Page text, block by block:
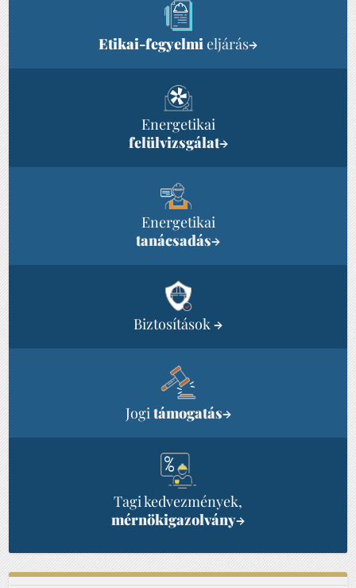
Etikai-fegyelmi eljárás→
Energetikai
felülvizsgálat→
Energetikai
tanácsadás→
Biztosítások→
Jogi támogatás→
Tagi kedvezmények,
mérnökigazolvány→